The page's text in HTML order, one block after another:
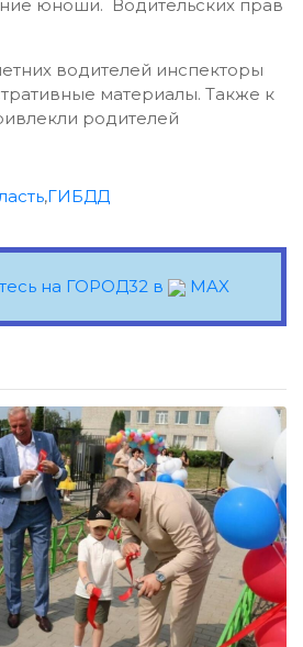
юноши. Водительских прав
водителей инспекторы
материалы. Также к
родителей
,ГИБДД
на ГОРОД32 в MAX